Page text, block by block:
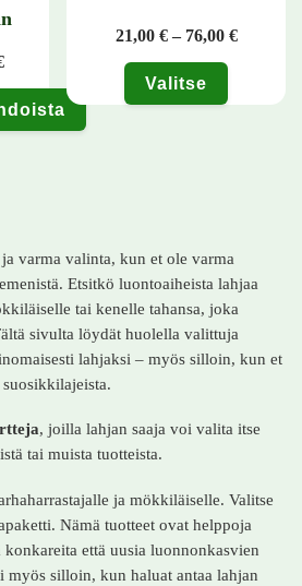
Hintaluokka: 15,00 € - 100,00 €
21,00 € – 76,00 €
Valitse
varma valinta, kun et ole varma
Etsitkö luontoaiheista lahjaa
tai kenelle tahansa, joka
sivulta löydät huolella valittuja
lahjaksi – myös silloin, kun et
, joilla lahjan saaja voi valita itse
tai muista tuotteista.
ja mökkiläiselle. Valitse
Nämä tuotteet ovat helppoja
konkareita että uusia luonnonkasvien
silloin, kun haluat antaa lahjan